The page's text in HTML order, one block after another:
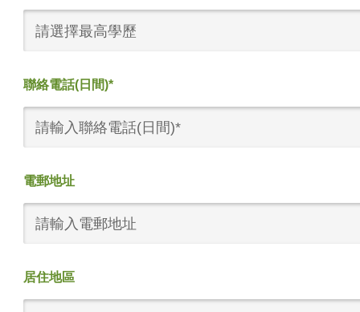
請選擇最高學歷
聯絡電話(日間)*
電郵地址
居住地區